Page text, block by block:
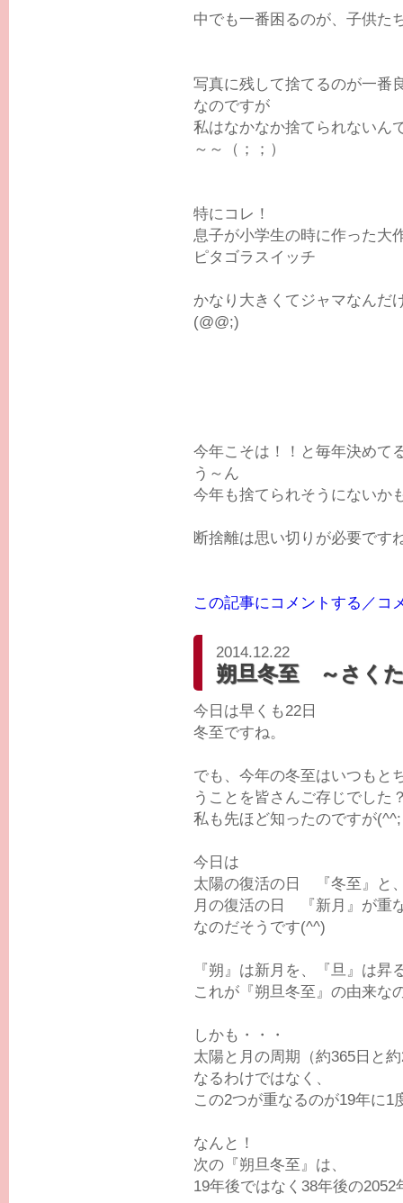
中でも一番困るのが、子供た
写真に残して捨てるのが一番
なのですが
私はなかなか捨てられないん
～～（；；）
特にコレ！
息子が小学生の時に作った大
ピタゴラスイッチ
かなり大きくてジャマなんだ
(@@;)
今年こそは！！と毎年決めて
う～ん
今年も捨てられそうにないか
断捨離は思い切りが必要です
この記事にコメントする／コ
2014.12.22
朔旦冬至 ～さく
今日は早くも22日
冬至ですね。
でも、今年の冬至はいつも
うことを皆さんご存じでした
私も先ほど知ったのですが(^^;
今日は
太陽の復活の日 『冬至』と
月の復活の日 『新月』が重
なのだそうです(^^)
『朔』は新月を、『旦』は昇
これが『朔旦冬至』の由来な
しかも・・・
太陽と月の周期（約365日と
なるわけではなく、
この2つが重なるのが19年に1
なんと！
次の『朔旦冬至』は、
19年後ではなく38年後の2052